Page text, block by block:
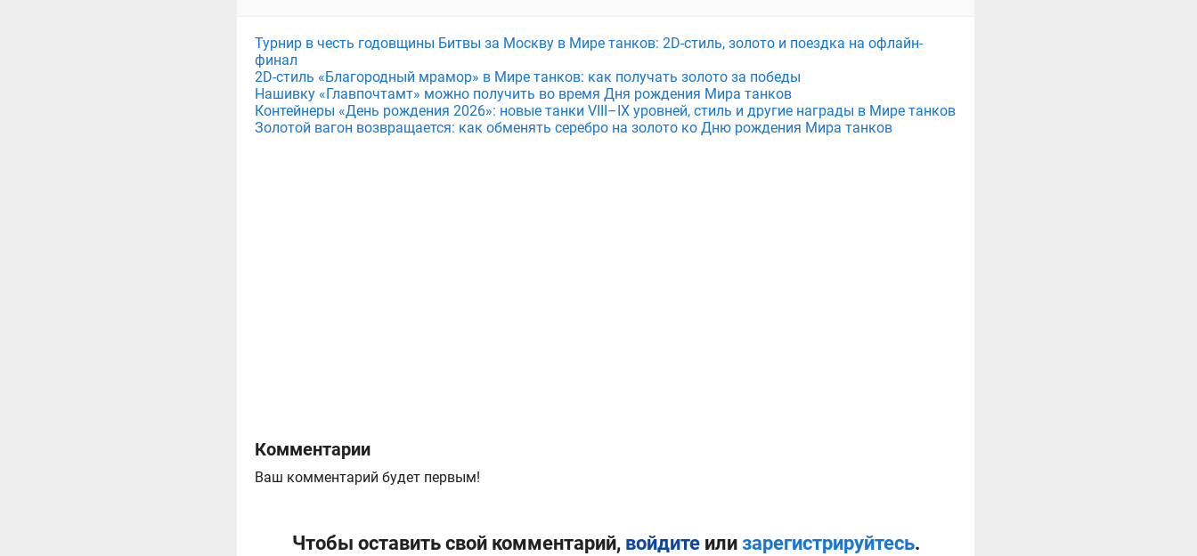
Турнир в честь годовщины Битвы за Москву в Мире танков: 2D-стиль, золото и поездка на офлайн-
финал
2D-стиль «Благородный мрамор» в Мире танков: как получать золото за победы
Нашивку «Главпочтамт» можно получить во время Дня рождения Мира танков
Контейнеры «День рождения 2026»: новые танки VIII–IX уровней, стиль и другие награды в Мире танков
Золотой вагон возвращается: как обменять серебро на золото ко Дню рождения Мира танков
Комментарии
Ваш комментарий будет первым!
Чтобы оставить свой комментарий, войдитеили зарегистрируйтесь.